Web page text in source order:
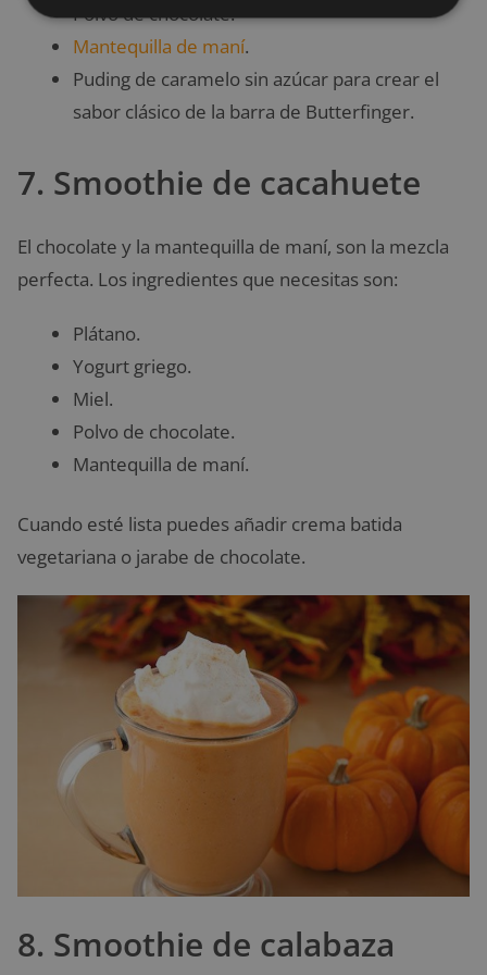
Polvo de chocolate.
Mantequilla de maní.
Puding de caramelo sin azúcar para crear el
sabor clásico de la barra de Butterfinger.
7. Smoothie de cacahuete
El chocolate y la mantequilla de maní, son la mezcla
perfecta. Los ingredientes que necesitas son:
Plátano.
Yogurt griego.
Miel.
Polvo de chocolate.
Mantequilla de maní.
Cuando esté lista puedes añadir crema batida
vegetariana o jarabe de chocolate.
8. Smoothie de calabaza